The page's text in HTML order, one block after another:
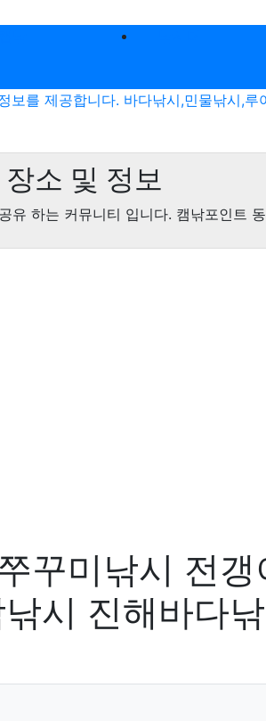
보를 제공합니다. 바다낚시,민물낚시,
소 및 정보
하는 커뮤니티 입니다. 캠낚포인트
꾸미낚시 전
시 진해바다